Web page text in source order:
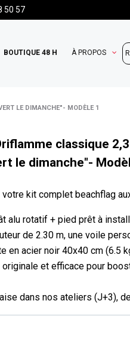
50 57
BOUTIQUE 48 H À PROPOS
LE DIMANCHE"- MODÈLE 1
classique
le dimanche"-
kit complet beachflag
alu rotatif + pied prêt à
de 2.30 m, une voile
en acier noir 40x40 cm (6.5
et efficace pour
dans nos ateliers (J+3),